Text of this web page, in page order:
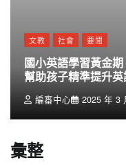
文教 社會 要聞
國小英語學習黃金
幫助孩子精準提升
編審中心 2025 年 3
彙整